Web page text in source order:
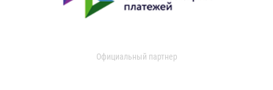
Официальный партнер